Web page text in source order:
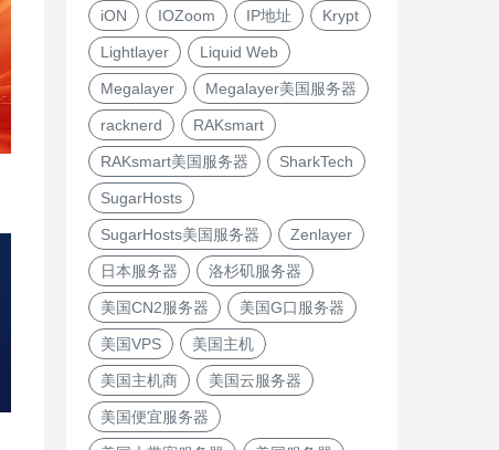
iON IOZoom IP地址 Krypt
Lightlayer Liquid Web
Megalayer Megalayer美国服务器
racknerd RAKsmart
RAKsmart美国服务器 SharkTech
SugarHosts
SugarHosts美国服务器 Zenlayer
日本服务器 洛杉矶服务器
美国CN2服务器 美国G口服务器
美国VPS 美国主机
美国主机商 美国云服务器
美国便宜服务器